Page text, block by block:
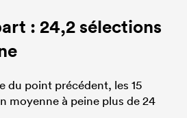
: 24,2 sélections
du point précédent, les 15
moyenne à peine plus de 24